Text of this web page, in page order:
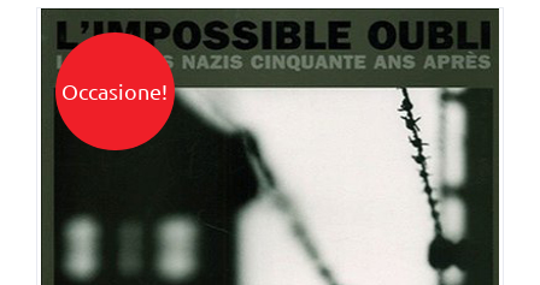
Occasione!